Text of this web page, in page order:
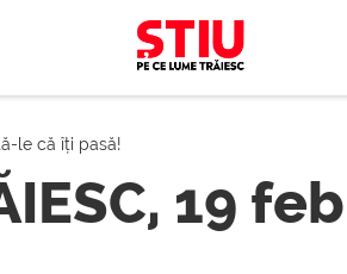
le că îți pasă!
19